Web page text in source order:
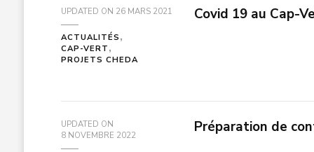
UPDATED ON 26 MARS 2021
ACTUALITÉS
CAP-VERT
PROJETS CHEDA
Covid 19 au Cap-
UPDATED ON
8 NOVEMBRE 2022
Préparation de